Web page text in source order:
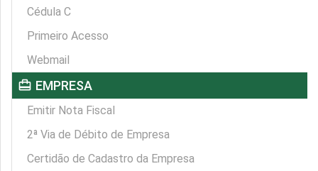
Cédula C
Primeiro Acesso
Webmail
card_travel EMPRESA
Emitir Nota Fiscal
2ª Via de Débito de Empresa
Certidão de Cadastro da Empresa